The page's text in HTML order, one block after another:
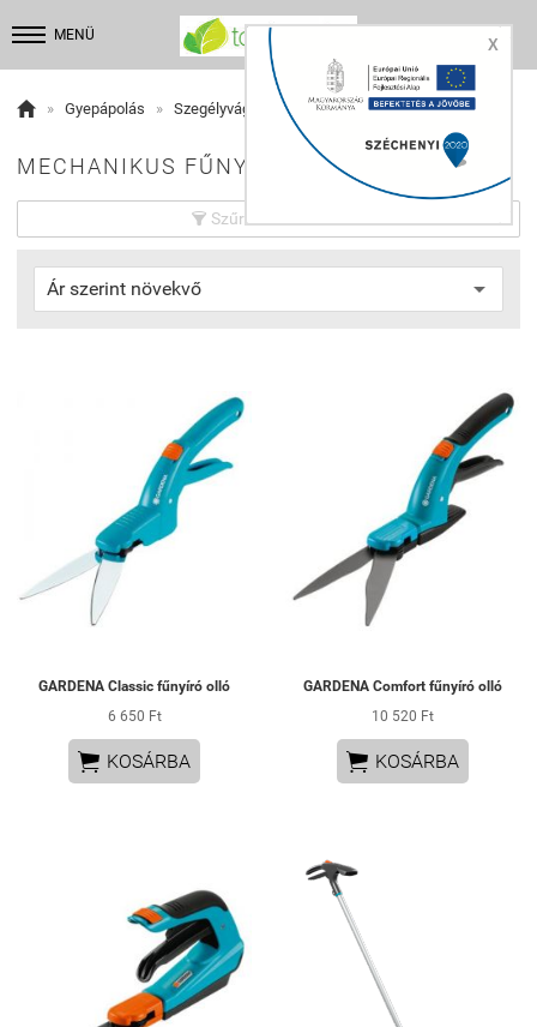
MENÜ  
 » Gyepápolás » Szegélyvágók
MECHANIKUS FŰNYÍRÓ OLLÓK:
 Szűrés beállítások
GARDENA Classic fűnyíró olló
6 650 Ft
 KOSÁRBA
GARDENA Comfort fűnyíró olló
10 520 Ft
 KOSÁRBA
X